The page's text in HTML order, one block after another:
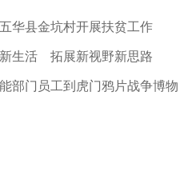
华县金坑村开展扶贫工作
生活 拓展新视野新思路
部门员工到虎门鸦片战争博物